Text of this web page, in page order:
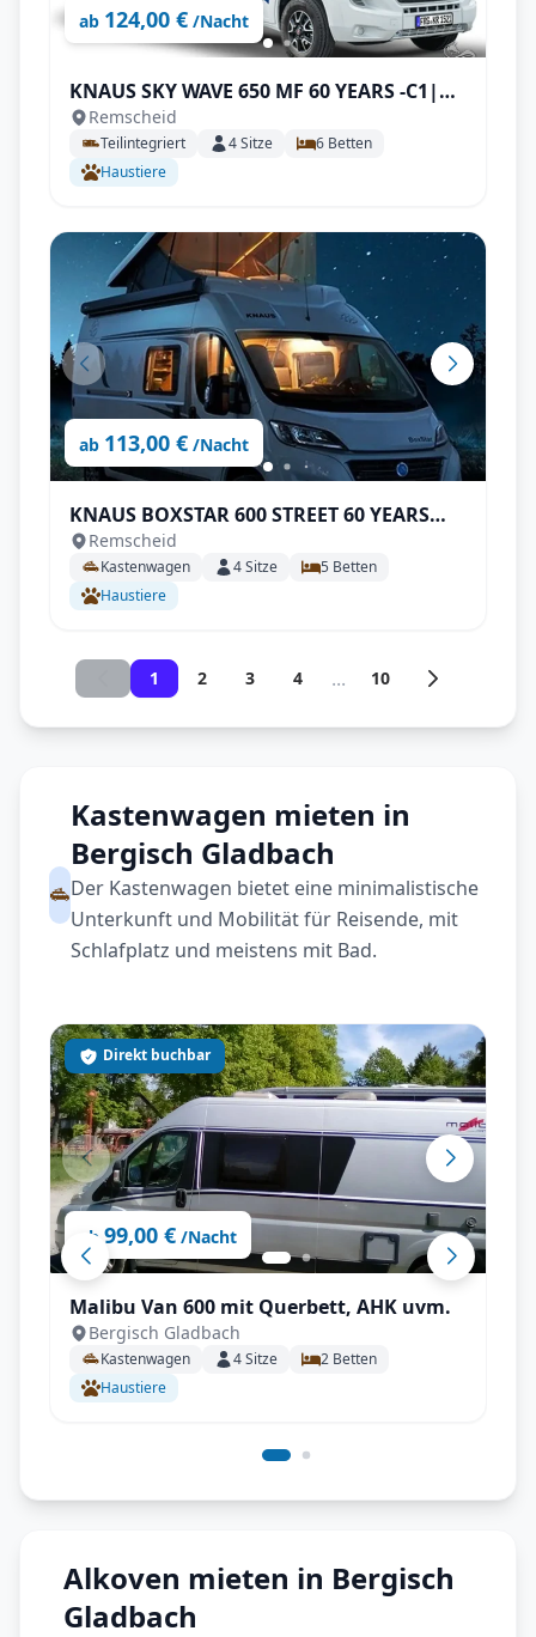
ab 124,00 € /Nacht
KNAUS SKY WAVE 650 MF 60 YEARS -C1|
Top Ausstattung: Aufgelastet, Markise,
Navigation, Rückfahrkamera, SAT & TV
uvm.
Remscheid
Teilintegriert 4Sitze 6 Betten
Haustiere
ab 113,00 € /Nacht
KNAUS BOXSTAR 600 STREET 60 YEARS
mit Aufstelldach | Top Ausstattung:
Automatik, Klimaanlange, Markise,
Navigation, Rückfahrkamera, uvm.
Remscheid
Kastenwagen 4Sitze 5 Betten
Haustiere
1 2 3 4 ... 10
Kastenwagen mieten in
Bergisch Gladbach
Der Kastenwagen bietet eine minimalistische
Unterkunft und Mobilität für Reisende, mit
Schlafplatz und meistens mit Bad.
ab 99,00 € /Nacht
Direkt buchbar
Malibu Van 600 mit Querbett, AHK uvm.
Bergisch Gladbach
Kastenwagen 4Sitze 2 Betten
Haustiere
Alkoven mieten in Bergisch
Gladbach